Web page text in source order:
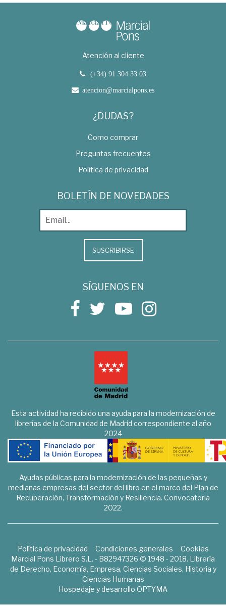
Atención al cliente
(+34) 91 304 33 03
atencion@marcialpons.es
¿DUDAS?
Como comprar
Preguntas frecuentes
Política de privacidad
BOLETÍN DE NOVEDADES
SUSCRIBIRSE
SÍGUENOS EN
Esta actividad ha recibido una ayuda para la modernización de
librerías de la Comunidad de Madrid correspondiente al año
2024
Ayudas públicas para la modernización de las pequeñas y
medianas empresas del sector del libro en el marco del Plan de
Recuperación, Transformación y Resiliencia. Convocatoria
2022.
Política de privacidad Condiciones generales
Cookies
Marcial Pons Librero S.L. - B82947326 © 1948 - 2018. Librería
de Derecho, Economía, Empresa, Ciencias Sociales, Historia y
Ciencias Humanas
Hospedaje y desarrollo OPTYMA